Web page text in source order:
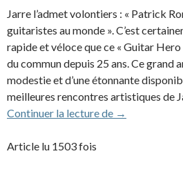
Jarre l’admet volontiers : « Patrick
guitaristes au monde ». C’est
rapide et véloce que ce « Guitar
du commun depuis 25 ans. Ce grand
modestie et d’une étonnante
meilleures rencontres artistiques de
Continuer la lecture de
Patrick
→
Article lu 1503 fois